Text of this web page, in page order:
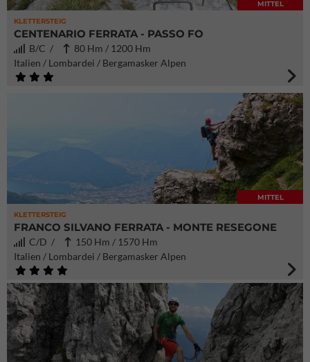
KLETTERSTEIG
MITTEL
CENTENARIO FERRATA - PASSO FO
B/C /
80 Hm / 1200 Hm
Italien / Lombardei / Bergamasker Alpen
KLETTERSTEIG
MITTEL
FRANCO SILVANO FERRATA - MONTE RESEGONE
C/D /
150 Hm / 1570 Hm
Italien / Lombardei / Bergamasker Alpen